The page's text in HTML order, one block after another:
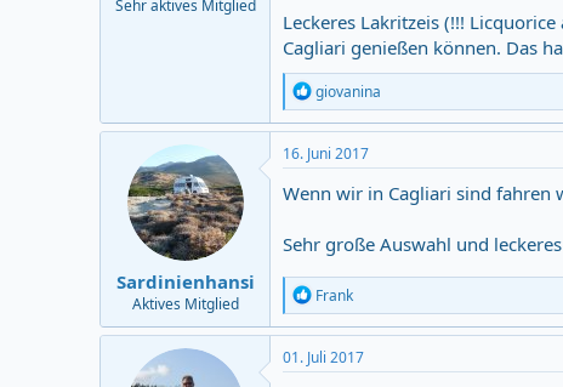
Sehr aktives Mitglied
Leckeres Lakritzeis (!!!
Cagliari genießen können. Das
R
e
a
c
t
i
o
s
giovanina
Sardinienhansi
Aktives Mitglied
16. Juni 2017
Wenn wir in Cagliari sind fahren
Sehr große Auswahl und
R
e
a
c
t
Frank
01. Juli 2017